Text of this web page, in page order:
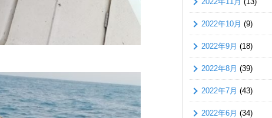
2022年10月 (9)
2022年9月 (18)
2022年8月 (39)
2022年7月 (43)
2022年6月 (34)